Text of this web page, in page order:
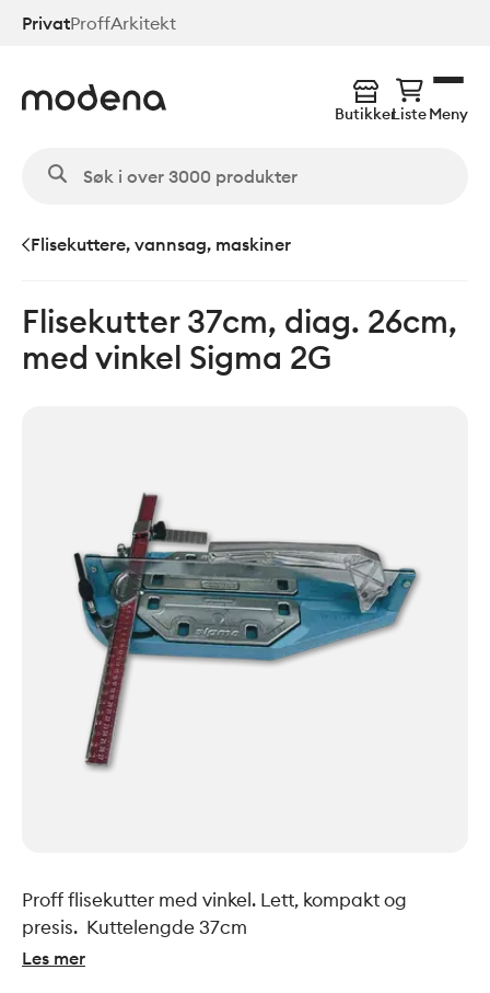
Hopp
PrivatProffArkitekt
ButikkerListeMeny
Flisekuttere, vannsag, maskiner
Flisekutter 37cm, diag. 26cm,
med vinkel Sigma 2G
Proff flisekutter med vinkel. Lett, kompakt og
presis. Kuttelengde 37cm
Les mer